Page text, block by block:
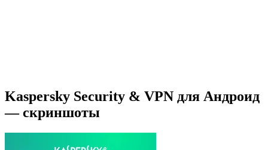
Kaspersky Security & VPN для Андроид
— скриншоты